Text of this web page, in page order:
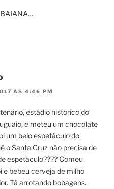
ÀS 4:46 PM
estádio histórico do
e meteu um chocolate
um belo espetáculo do
o Santa Cruz não precisa de
espetáculo???? Comeu
e bebeu cerveja de milho
Tá arrotando bobagens.